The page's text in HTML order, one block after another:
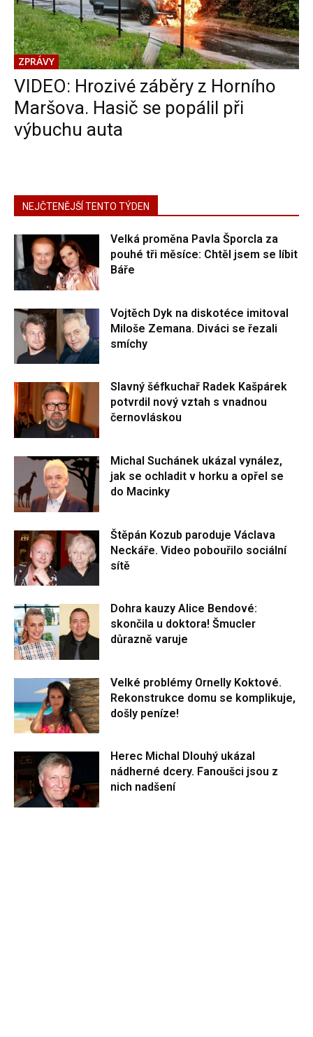
ZPRÁVY
VIDEO: Hrozivé záběry z Horního
Maršova. Hasič se popálil při
výbuchu auta
NEJČTENĚJŠÍ TENTO TÝDEN
Velká proměna Pavla Šporcla za
pouhé tři měsíce: Chtěl jsem se líbit
Báře
Vojtěch Dyk na diskotéce imitoval
Miloše Zemana. Diváci se řezali
smíchy
Slavný šéfkuchař Radek Kašpárek
potvrdil nový vztah s vnadnou
černovláskou
Michal Suchánek ukázal vynález,
jak se ochladit v horku a opřel se
do Macinky
Štěpán Kozub paroduje Václava
Neckáře. Video pobouřilo sociální
sítě
Dohra kauzy Alice Bendové:
skončila u doktora! Šmucler
důrazně varuje
Velké problémy Ornelly Koktové.
Rekonstrukce domu se komplikuje,
došly peníze!
Herec Michal Dlouhý ukázal
nádherné dcery. Fanoušci jsou z
nich nadšení